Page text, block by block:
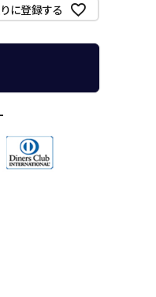
に登録する